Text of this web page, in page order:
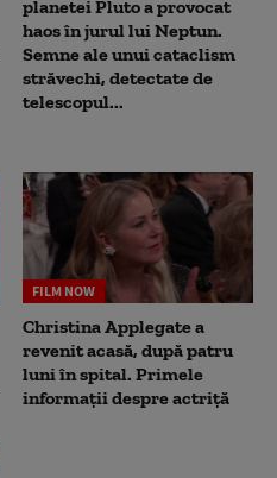
planetei Pluto a provocat
haos în jurul lui Neptun.
Semne ale unui cataclism
străvechi, detectate de
telescopul...
FILM NOW
Christina Applegate a
revenit acasă, după patru
luni în spital. Primele
informații despre actriță